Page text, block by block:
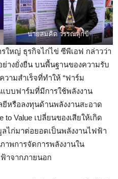
นายสมคิด วรรณลุกขี
ใหญ่ ธุรกิจไก่ไข่ ซีพีเอฟ กล่าวว่า
างยั่งยืน บนพื้นฐานของความรับ
ามสำเร็จที่ทำให้ “ฟาร์ม
บบฟาร์มที่มีการใช้พลังงาน
ยีหรือลงทุนด้านพลังงานสะอาด
Value เปลี่ยนของเสียให้เกิด
ไก่มาต่อยอดเป็นพลังงานไฟฟ้า
าพการจัดการพลังงานใน
าจากภายนอก